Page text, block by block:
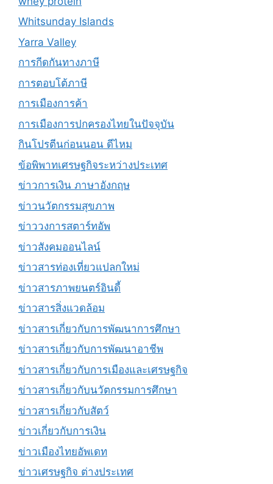
Whitsunday Islands
Yarra Valley
การกีดกันทางภาษี
การตอบโต้ภาษี
การเมืองการค้า
การเมืองการปกครองไทยในปัจจุบัน
กินโปรตีนก่อนนอน ดีไหม
ข้อพิพาทเศรษฐกิจระหว่างประเทศ
ข่าวการเงิน ภาษาอังกฤษ
ข่าวนวัตกรรมสุขภาพ
ข่าววงการสตาร์ทอัพ
ข่าวสังคมออนไลน์
ข่าวสารท่องเที่ยวแปลกใหม่
ข่าวสารภาพยนตร์อินดี้
ข่าวสารสิ่งแวดล้อม
ข่าวสารเกี่ยวกับการพัฒนาการศึกษา
ข่าวสารเกี่ยวกับการพัฒนาอาชีพ
ข่าวสารเกี่ยวกับการเมืองและเศรษฐกิจ
ข่าวสารเกี่ยวกับนวัตกรรมการศึกษา
ข่าวสารเกี่ยวกับสัตว์
ข่าวเกี่ยวกับการเงิน
ข่าวเมืองไทยอัพเดท
ข่าวเศรษฐกิจ ต่างประเทศ